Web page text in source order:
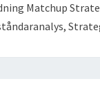
Matchup